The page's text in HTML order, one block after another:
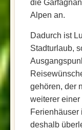
die
Alpen an.
Dadurch ist
Stadturlaub,
gehören, der
weiterer
Ferienhäuser
deshalb